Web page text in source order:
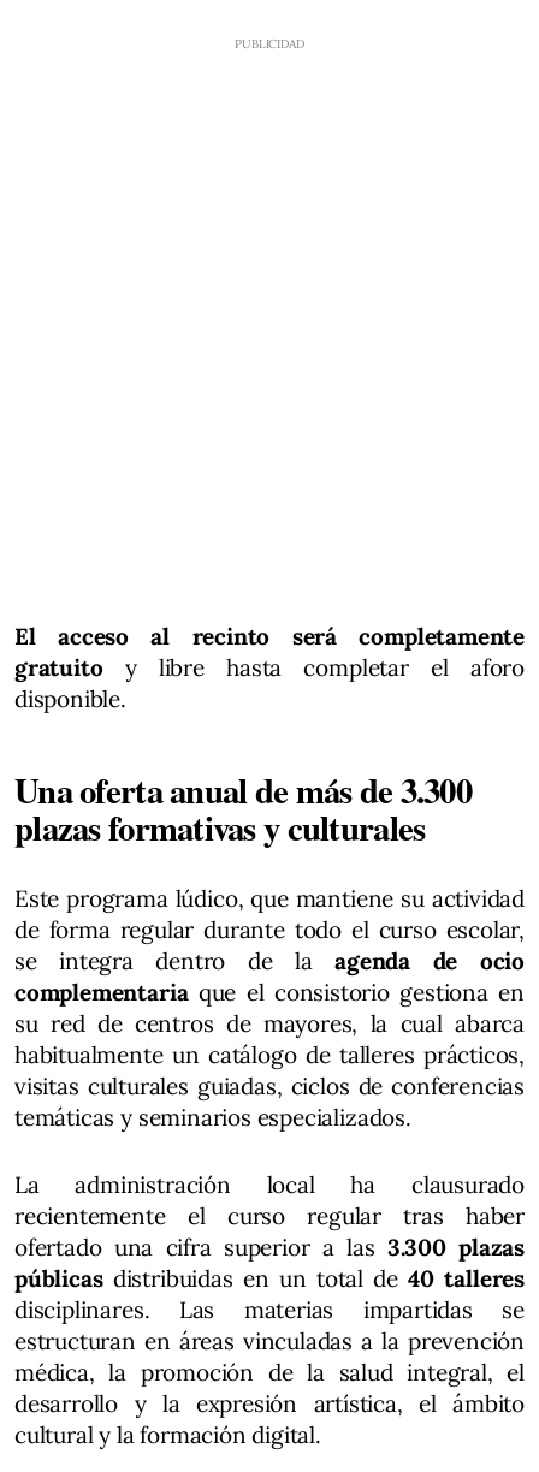
El acceso al recinto será completamente
gratuitoy libre hasta completar el aforo
disponible.
Una oferta anual de más de 3.300
plazas formativas y culturales
Este programa lúdico, que mantiene su actividad
de forma regular durante todo el curso escolar,
se integra dentro de laagenda de ocio
complementariaque el consistorio gestiona en
su red de centros de mayores, la cual abarca
habitualmente un catálogo de talleres prácticos,
visitas culturales guiadas, ciclos de conferencias
temáticas y seminarios especializados.
La administración local ha clausurado
recientemente el curso regular tras haber
ofertado una cifra superior a las 3.300 plazas
públicasdistribuidas en un total de40 talleres
disciplinares. Las materias impartidas se
estructuran en áreas vinculadas a la prevención
médica, la promoción de la salud integral, el
desarrollo y la expresión artística, el ámbito
cultural y la formación digital.